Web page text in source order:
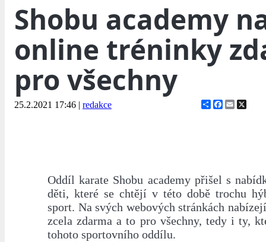
Shobu academy
online tréninky
pro všechny
25.2.2021 17:46 | redakce ShareFacebook
Email
Oddíl karate Shobu academy přišel s
děti, které se chtějí v této době trochu
sport. Na svých webových stránkách
zcela zdarma a to pro všechny, tedy i ty,
tohoto sportovního oddílu.